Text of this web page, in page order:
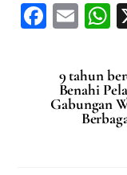
F
c
e
b
E
ai
l
s
9 tahun
Benahi
Gabungan